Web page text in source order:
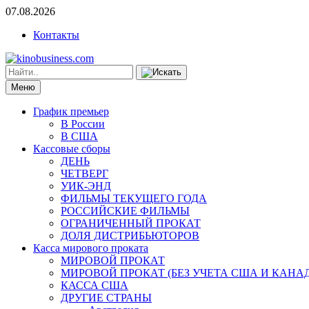
07.08.2026
Контакты
Меню
График премьер
В России
В США
Кассовые сборы
ДЕНЬ
ЧЕТВЕРГ
УИК-ЭНД
ФИЛЬМЫ ТЕКУЩЕГО ГОДА
РОССИЙСКИЕ ФИЛЬМЫ
ОГРАНИЧЕННЫЙ ПРОКАТ
ДОЛЯ ДИСТРИБЬЮТОРОВ
Касса мирового проката
МИРОВОЙ ПРОКАТ
МИРОВОЙ ПРОКАТ (БЕЗ УЧЕТА США И
КАССА США
ДРУГИЕ СТРАНЫ